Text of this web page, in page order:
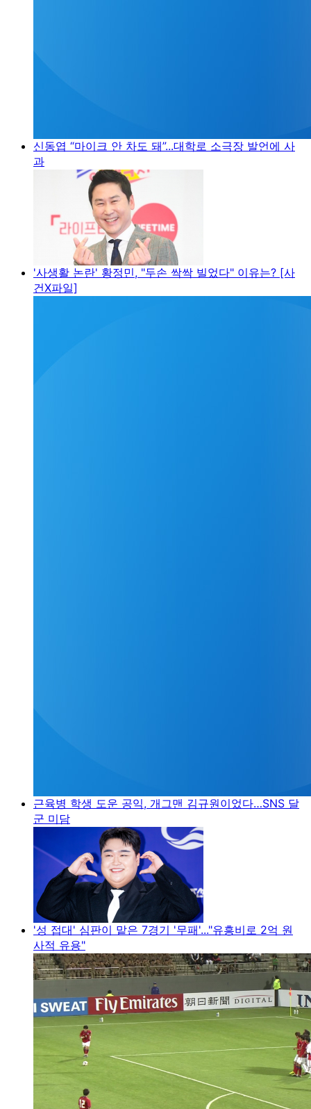
신동엽 “마이크 안 차도 돼”...대학로 소극장 발언에 사
과
'사생활 논란' 황정민, "두손 싹싹 빌었다" 이유는? [사
건X파일]
근육병 학생 도운 공익, 개그맨 김규원이었다…SNS 달
군 미담
'성 접대' 심판이 맡은 7경기 '무패'..."유흥비로 2억 원
사적 유용"